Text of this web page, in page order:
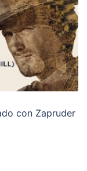
con Zapruder